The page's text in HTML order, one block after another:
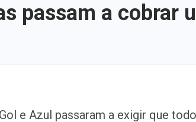
passam a cobrar
e Azul passaram a exigir que